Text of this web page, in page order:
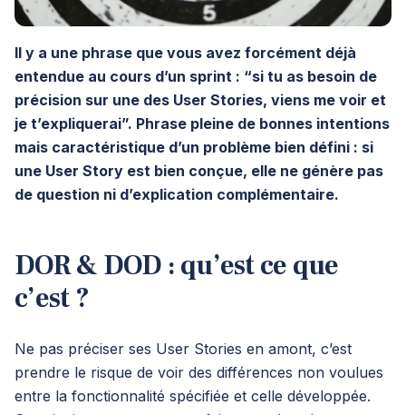
Il y a une phrase que vous avez forcément déjà
entendue au cours d’un sprint : “si tu as besoin de
précision sur une des User Stories, viens me voir et
je t’expliquerai”. Phrase pleine de bonnes intentions
mais caractéristique d’un problème bien défini : si
une User Story est bien conçue, elle ne génère pas
de question ni d’explication complémentaire.
DOR & DOD : qu’est ce que
c’est ?
Ne pas préciser ses User Stories en amont, c’est
prendre le risque de voir des différences non voulues
entre la fonctionnalité spécifiée et celle développée.